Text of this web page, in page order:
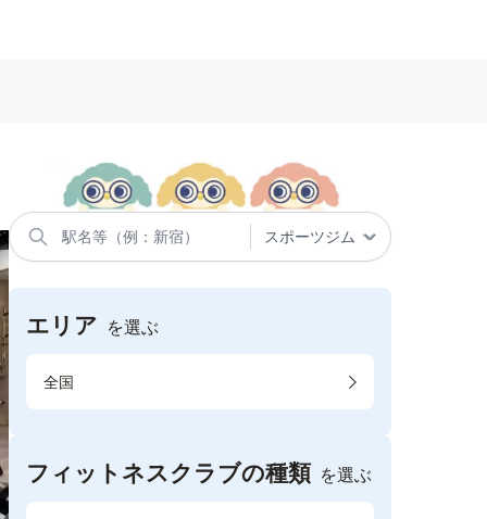
エリア を選ぶ
全国
フィットネスクラブの種類 を選ぶ